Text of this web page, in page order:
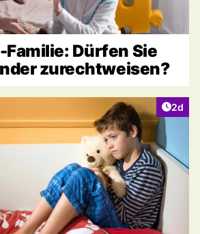
Dürfen Sie
zurechtweisen?
2d